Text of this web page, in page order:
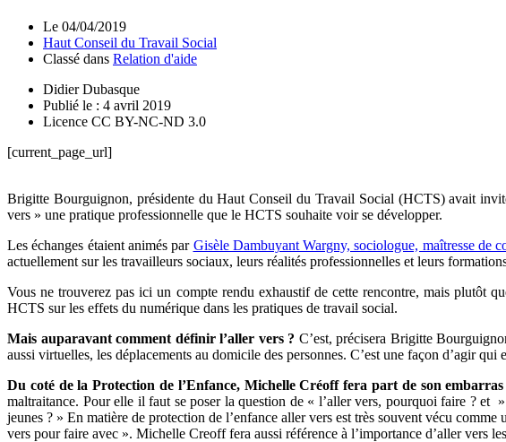
Le 04/04/2019
Haut Conseil du Travail Social
Classé dans Relation d'aide
Didier Dubasque
Publié le : 4 avril 2019
Licence CC BY-NC-ND 3.0
[current_page_url]
Brigitte Bourguignon, présidente du Haut Conseil du Travail Social (HCTS) avait
vers » une pratique professionnelle que le HCTS souhaite voir se développer.
Les échanges étaient animés par Gisèle Dambuyant Wargny, sociologue, maîtresse de
actuellement sur les travailleurs sociaux, leurs réalités professionnelles et leurs
Vous ne trouverez pas ici un compte rendu exhaustif de cette rencontre, mais plutôt
HCTS sur les effets du numérique dans les pratiques de travail social.
Mais auparavant comment définir l’aller vers ? C’est, précisera Brigitte
aussi virtuelles, les déplacements au domicile des personnes. C’est une façon d’agir qui
Du coté de la Protection de l’Enfance, Michelle Créoff fera part de son embarras
maltraitance. Pour elle il faut se poser la question de « l’aller vers, pourquoi faire ?
jeunes ? » En matière de protection de l’enfance aller vers est très souvent vécu
vers pour faire avec ». Michelle Creoff fera aussi référence à l’importance d’aller vers